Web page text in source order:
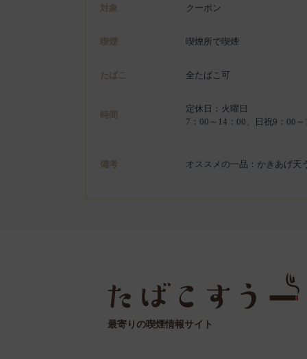
対象 クーポン
喫煙 喫煙所で喫煙
たばこ 全たばこ可
時間
定休日：火曜日
7：00～14：00、日祝9：00～
備考 オススメの一品：かきあげ
最寄りの喫煙情報サイト